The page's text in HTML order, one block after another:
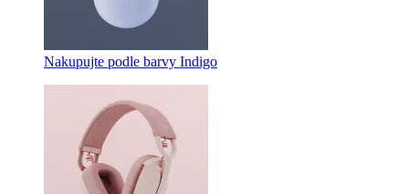
Nakupujte podle barvy Indigo